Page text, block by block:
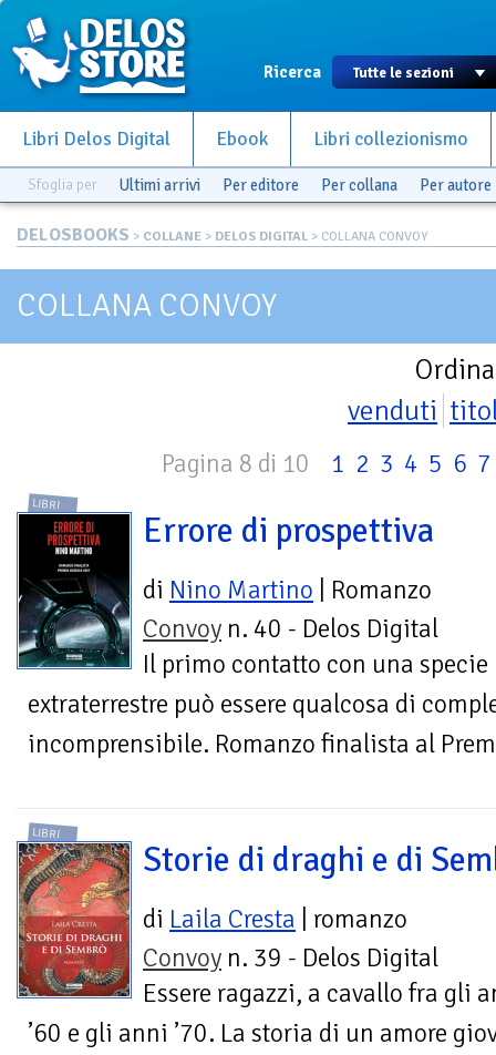
Ricerca
Libri Delos Digital Ebook Libri collezionismo
Sfoglia per Ultimi arrivi Per editore Per collana Per autore
DELOSBOOKS > COLLANE > DELOS DIGITAL > COLLANA CONVOY
COLLANA CONVOY
venduti
Pagina 8 di 10 1 2 3 4 5 6 7
LIBRI
Errore di prospettiva
di Nino Martino | Romanzo
Convoy n. 40 - Delos Digital
Il primo contatto con una specie
extraterrestre può essere qualcosa di
incomprensibile. Romanzo finalista al
LIBRI
Storie di draghi e di
di Laila Cresta | romanzo
Convoy n. 39 - Delos Digital
Essere ragazzi, a cavallo fra gli
’60 e gli anni ’70. La storia di un amore